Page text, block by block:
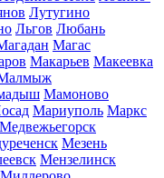
Лутугино
Льгов Любань
Магас
Макарьев Макеевка
Мамоново
Мариуполь Маркс
Медвежьегорск
Мезень
Мензелинск